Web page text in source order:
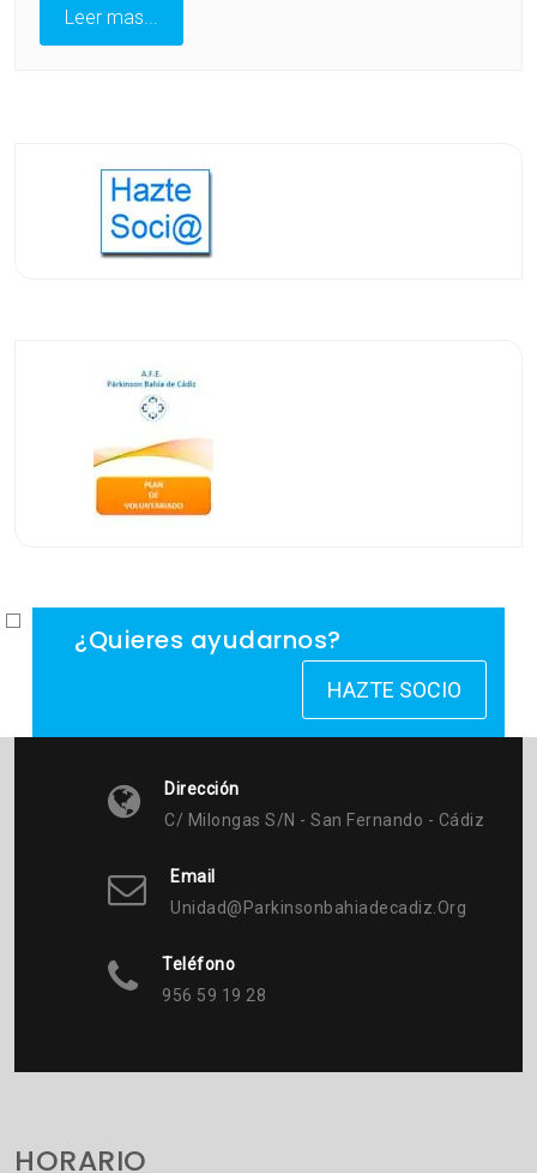
Leer mas...
¿Quieres ayudarnos?
HAZTE SOCIO
Dirección
C/ Milongas S/n - San Fernando - Cádiz
Email
Unidad@parkinsonbahiadecadiz.org
Teléfono
956 59 19 28
HORARIO